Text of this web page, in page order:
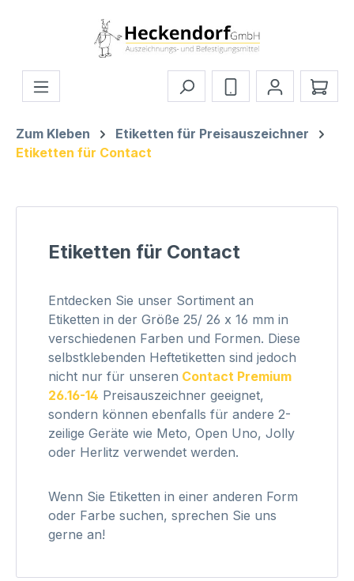
Zum Hauptinhalt springen
Zum Kleben
Etiketten für Preisauszeichner
Etiketten für Contact
Etiketten für Contact
Entdecken Sie unser Sortiment an
Etiketten in der Größe 25/ 26 x 16 mm in
verschiedenen Farben und Formen. Diese
selbstklebenden Heftetiketten sind jedoch
nicht nur für unseren Contact Premium
26.16-14 Preisauszeichner geeignet,
sondern können ebenfalls für andere 2-
zeilige Geräte wie Meto, Open Uno, Jolly
oder Herlitz verwendet werden.
Wenn Sie Etiketten in einer anderen Form
oder Farbe suchen, sprechen Sie uns
gerne an!